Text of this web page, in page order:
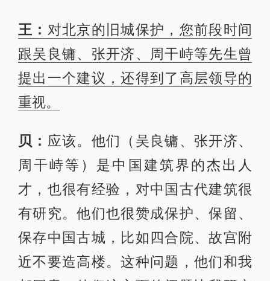
王： 对北京的旧城保护，您前段时间
跟吴良镛、张开济、周干峙等先生曾
提出一个建议，还得到了高层领导的
重视。
贝： 应该。他们（吴良镛、张开济、
周干峙等）是中国建筑界的杰出人
才，也很有经验，对中国古代建筑很
有研究。他们也很赞成保护、保留、
保存中国古城，比如四合院、故宫附
近不要造高楼。这种问题，他们和我